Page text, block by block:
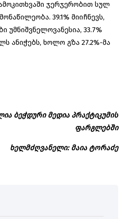
ჯერჯერობით სულ
39.1% მიიჩნევს,
უმნიშვნელოვანესია, 33.7%
ანიჭებს, ხოლო გზა 27.2%-მა
ბეჭდური მედია პრაქტიკუმის
ფარგლებში
ხელმძღვანელი: მაია ტორაძე